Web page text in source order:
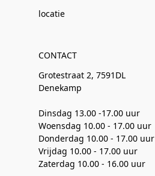
locatie
CONTACT
Grotestraat 2, 7591DL
Denekamp
Dinsdag 13.00 -17.00 uur
Woensdag 10.00 - 17.00 uur
Donderdag 10.00 - 17.00 uur
Vrijdag 10.00 - 17.00 uur
Zaterdag 10.00 - 16.00 uur